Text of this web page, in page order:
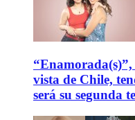
vista de Chile,
será su segunda